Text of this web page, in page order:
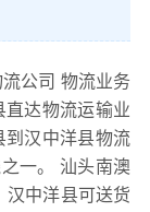
公司 物流业务
达物流运输业
到汉中洋县物流
一。 汕头南澳
汉中洋县可送货